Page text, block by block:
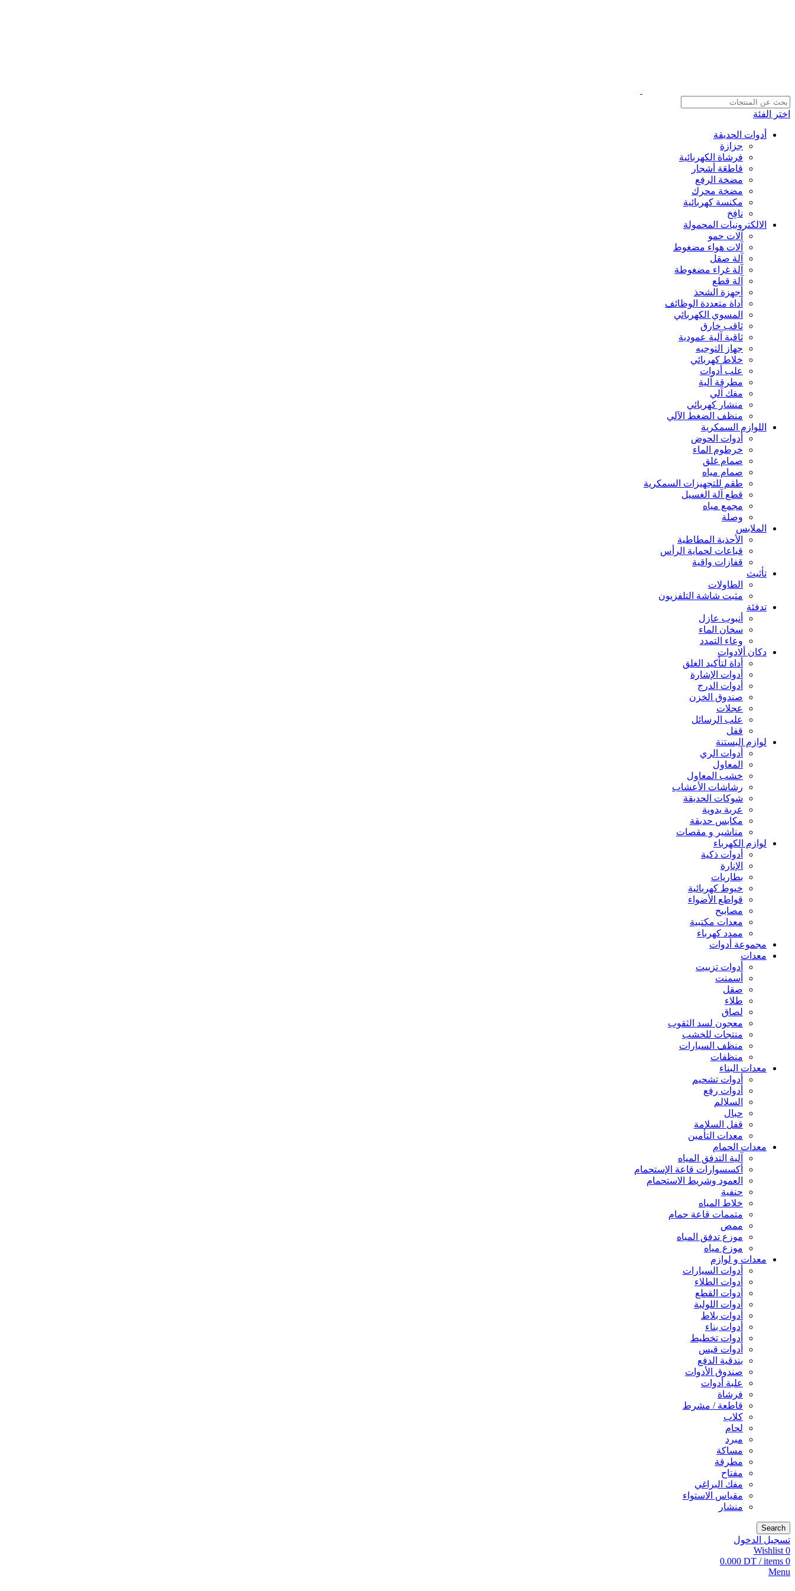
اختر الفئة
أدوات الحديقة
جزازة
فرشاة الكهربائية
قاطعَة أشجار
مضخة الرفع
مضخة محرك
مكنسة كهربائية
نافِخ
الالكترونيات المحمولة
آلات حمو
آلات هواء مضغوط
آلة صقل
آلة غراء مضغوطة
آلة قطع
أجهزة الشحذ
أداة متعددة الوظائف
المسوي الكهربائي
ثاقب خارق
ثاقبة آلية عمودية
جهاز التوجيه
خلاط كهربائي
علب أدوات
مطرقة آلية
مفك آلي
منشار كهربائي
منظف الضغط الآلي
اللوازم السمكرية
أدوات الحوض
خرطوم الماء
صمام غلق
صمام مياه
طقم للتجهيزات السمكرية
قطع آلة الغسيل
مجمع مياه
وصلة
الملابس
الأحذية المطاطية
قباعات لحماية الرأس
قفازات واقية
تأثيث
الطاولات
مثبت شاشة التلفزيون
تدفئة
أنبوب عازل
سخان الماء
وعاء التمدد
دكان ألادوات
أداة لتأكيد الغلق
أدوات الإشارة
أدوات الدرج
صندوق الخزن
عجلات
علب الرسائل
قفل
لوازم البستنة
أدوات الري
المعاول
خشب المعاول
رشاشات الأعشاب
شوكات الحديقة
عربة يدوية
مكابس حديقة
مناشير و مقصات
لوازم الكهرباء
أدوات ذكية
الإنارة
بطاريات
خيوط كهربائية
قواطع الأضواء
مصابيح
معدات مكتبية
ممدد كهرباء
مجموعة أدوات
معدات
أدوات تزييت
أسمنت
صقل
طلاء
لصاق
معجون لسد الثقوب
منتجات للخشب
منظف السيارات
منظفات
معدات البناء
أدوات تشحيم
أدوات رفع
السلالم
حبال
قفل السلامة
معدات التأمين
معدات الحمام
آلية التدفق المياه
أكسسوارات قاعة الإستحمام
العمود وشريط الاستحمام
حنفية
خلاط المياه
متممات قاعة حمام
ممص
موزع تدفق المياه
موزع مياه
معدات و لوازم
أدوات السيارات
أدوات الطلاء
أدوات القطع
أدوات اللولبة
أدوات بلاط
أدوات بناء
أدوات تخطيط
أدوات قيس
بندقية الدفع
صندوق الأدوات
علبة أدوات
فرشاة
قاطعة / مشرط
كلاب
لحام
مبرد
مساكة
مطرقة
مفتاح
مفك البراغي
مقياس الاستواء
منشار
Search
تسجيل الدخول
0
Wishlist
0
items
/
0.000 DT
Menu